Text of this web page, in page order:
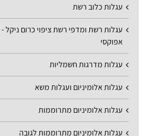
עגלות כלוב רשת
עגלות רשת ומדפי רשת ציפוי כרום ניקל -
אפוקסי
עגלות מדרגות חשמליות
עגלות אלומיניום ועגלות משא
עגלות אלומיניום מתרוממות
עגלות אלומיניום מתרוממות לגובה